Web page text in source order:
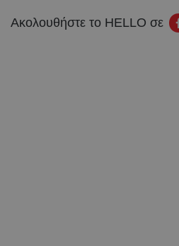
Ακολουθήστε το HELLO σε